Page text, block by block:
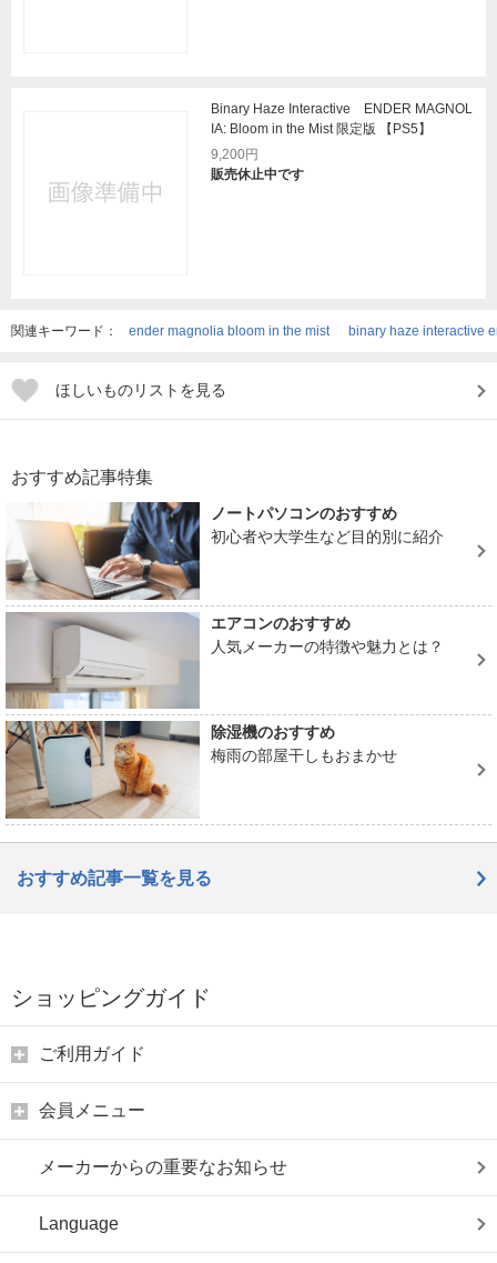
Binary Haze Interactive ENDER MAGNOL
IA: Bloom in the Mist 限定版 【PS5】
9,200円
販売休止中です
関連キーワード： ender magnolia bloom in the mist binary haze interactive
ほしいものリストを見る
おすすめ記事特集
ノートパソコンのおすすめ
初心者や大学生など目的別に紹介
エアコンのおすすめ
人気メーカーの特徴や魅力とは？
除湿機のおすすめ
梅雨の部屋干しもおまかせ
おすすめ記事一覧を見る
ショッピングガイド
ご利用ガイド
会員メニュー
メーカーからの重要なお知らせ
Language